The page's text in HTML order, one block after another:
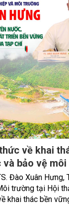
về khai
và bảo vệ
Đào Xuân Hưng,
trường tại Hội
khai thác bền